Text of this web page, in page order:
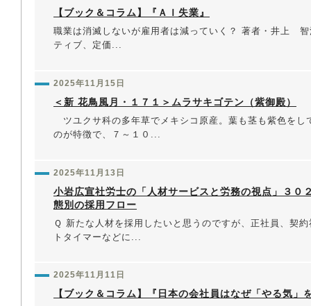
【ブック＆コラム】『ＡＩ失業』
職業は消滅しないが雇用者は減っていく？ 著者・井上
ティブ、定価...
2025年11月15日
＜新 花鳥風月・１７１＞ムラサキゴテン（紫御殿）
ツユクサ科の多年草でメキシコ原産。葉も茎も紫色をし
のが特徴で、７～１０...
2025年11月13日
小岩広宣社労士の「人材サービスと労務の視点」３０
態別の採用フロー
Ｑ 新たな人材を採用したいと思うのですが、正社員、契
トタイマーなどに...
2025年11月11日
【ブック＆コラム】『日本の会社員はなぜ「やる気」